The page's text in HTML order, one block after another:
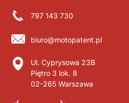
797 143 730
biuro@motopatent.pl
Ul. Cyprysowa 23B
Piętro 3 lok. 8
02-265 Warszawa